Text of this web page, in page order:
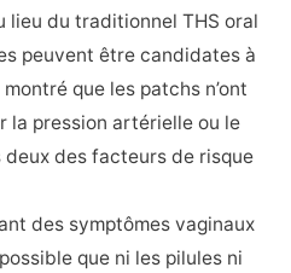
lieu du traditionnel THS oral
peuvent être candidates à
que les patchs n’ont
la pression artérielle ou le
des facteurs de risque
des symptômes vaginaux
que ni les pilules ni